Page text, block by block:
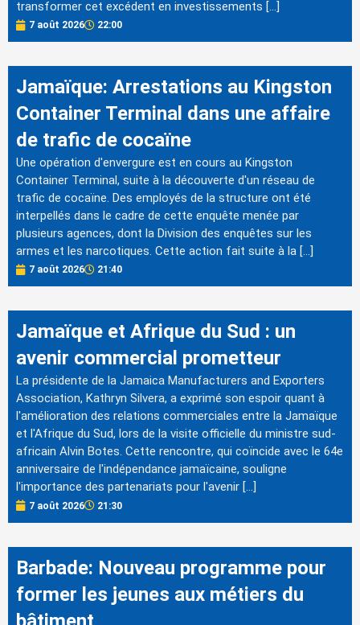
transformer cet excédent en investissements […]
7 août 2026 22:00
Jamaïque: Arrestations au Kingston
Container Terminal dans une affaire
de trafic de cocaïne
Une opération d'envergure est en cours au Kingston
Container Terminal, suite à la découverte d'un réseau de
trafic de cocaïne. Des employés de la structure ont été
interpellés dans le cadre de cette enquête menée par
plusieurs agences, dont la Division des enquêtes sur les
armes et les narcotiques. Cette action fait suite à la […]
7 août 2026 21:40
Jamaïque et Afrique du Sud : un
avenir commercial prometteur
La présidente de la Jamaica Manufacturers and Exporters
Association, Kathryn Silvera, a exprimé son espoir quant à
l'amélioration des relations commerciales entre la Jamaïque
et l'Afrique du Sud, lors de la visite officielle du ministre sud-
africain Alvin Botes. Cette rencontre, qui coïncide avec le 64e
anniversaire de l'indépendance jamaïcaine, souligne
l'importance des partenariats pour l'avenir […]
7 août 2026 21:30
Barbade: Nouveau programme pour
former les jeunes aux métiers du